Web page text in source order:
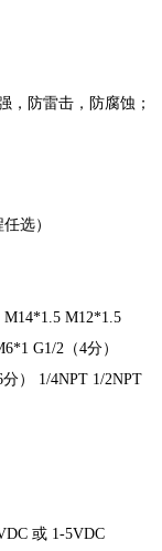
，防雷击，防腐蚀；
选）
M12*1.5
G1/2（4分）
） 1/4NPT 1/2NPT
或 1-5VDC